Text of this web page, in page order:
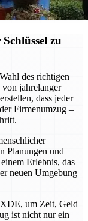
zu
des richtigen
jahrelanger
dass jeder
Firmenumzug –
Planungen und
Erlebnis, das
neuen Umgebung
XDE, um Zeit, Geld
ist nicht nur ein